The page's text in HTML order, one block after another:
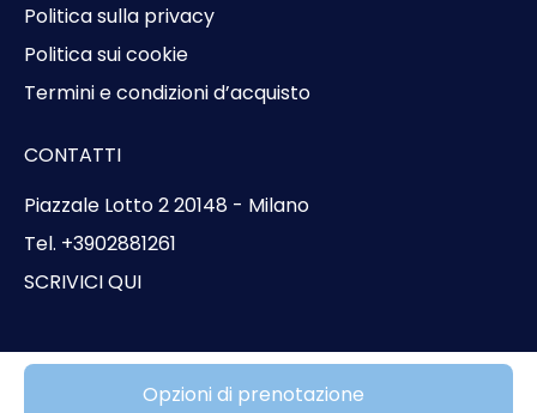
Opzioni di prenotazione
Politica sulla privacy
Politica sui cookie
Termini e condizioni d’acquisto
CONTATTI
Piazzale Lotto 2 20148 - Milano
Tel. +3902881261
SCRIVICI QUI
© Copyright 2026 Bluvacanze